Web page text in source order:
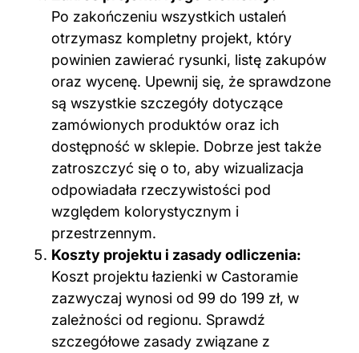
Po zakończeniu wszystkich ustaleń
otrzymasz kompletny projekt, który
powinien zawierać rysunki, listę zakupów
oraz wycenę. Upewnij się, że sprawdzone
są wszystkie szczegóły dotyczące
zamówionych produktów oraz ich
dostępność w sklepie. Dobrze jest także
zatroszczyć się o to, aby wizualizacja
odpowiadała rzeczywistości pod
względem kolorystycznym i
przestrzennym.
Koszty projektu i zasady odliczenia:
Koszt projektu łazienki w Castoramie
zazwyczaj wynosi od 99 do 199 zł, w
zależności od regionu. Sprawdź
szczegółowe zasady związane z